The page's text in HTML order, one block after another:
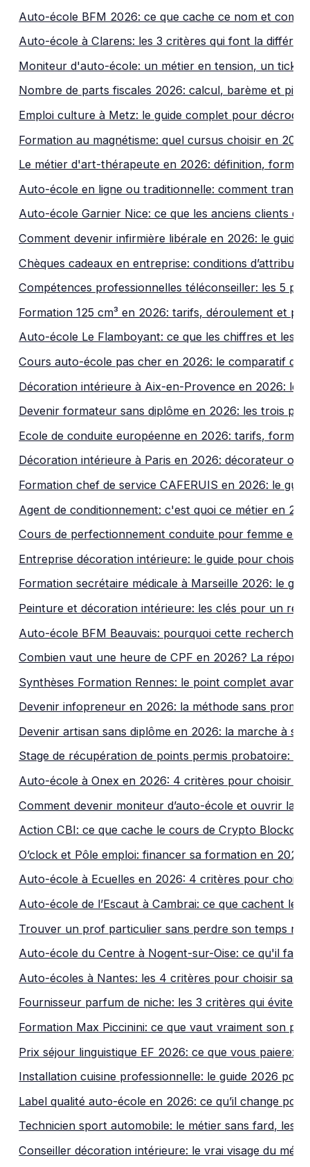
Auto-école BFM 2026: ce que cache ce nom et
Auto-école à Clarens: les 3 critères qui font la
Moniteur d'auto-école: un métier en tension, un
Nombre de parts fiscales 2026: calcul, barème et
Emploi culture à Metz: le guide complet pour
Formation au magnétisme: quel cursus choisir en
Le métier d'art-thérapeute en 2026: définition,
Auto-école en ligne ou traditionnelle: comment
Auto-école Garnier Nice: ce que les anciens clients
Comment devenir infirmière libérale en 2026: le guide
Chèques cadeaux en entreprise: conditions
Compétences professionnelles téléconseiller: les 5
Formation 125 cm³ en 2026: tarifs, déroulement et
Auto-école Le Flamboyant: ce que les chiffres et les
Cours auto-école pas cher en 2026: le comparatif qui
Décoration intérieure à Aix-en-Provence en 2026: le
Devenir formateur sans diplôme en 2026: les trois
Ecole de conduite européenne en 2026: tarifs,
Décoration intérieure à Paris en 2026: décorateur ou
Formation chef de service CAFERUIS en 2026: le
Agent de conditionnement: c'est quoi ce métier en
Cours de perfectionnement conduite pour femme en
Entreprise décoration intérieure: le guide pour choisir
Formation secrétaire médicale à Marseille 2026: le
Peinture et décoration intérieure: les clés pour un
Auto-école BFM Beauvais: pourquoi cette recherche
Combien vaut une heure de CPF en 2026? La
Synthèses Formation Rennes: le point complet avant
Devenir infopreneur en 2026: la méthode sans
Devenir artisan sans diplôme en 2026: la marche à
Stage de récupération de points permis probatoire: le
Auto-école à Onex en 2026: 4 critères pour choisir
Comment devenir moniteur d’auto-école et ouvrir la
Action CBI: ce que cache le cours de Crypto
O’clock et Pôle emploi: financer sa formation en 2026
Auto-école à Ecuelles en 2026: 4 critères pour
Auto-école de l’Escaut à Cambrai: ce que cachent
Trouver un prof particulier sans perdre son temps ni
Auto-école du Centre à Nogent-sur-Oise: ce qu'il
Auto-écoles à Nantes: les 4 critères pour choisir
Fournisseur parfum de niche: les 3 critères qui évitent
Formation Max Piccinini: ce que vaut vraiment son
Prix séjour linguistique EF 2026: ce que vous paierez
Installation cuisine professionnelle: le guide 2026
Label qualité auto-école en 2026: ce qu’il change
Technicien sport automobile: le métier sans fard, les
Conseiller décoration intérieure: le vrai visage du